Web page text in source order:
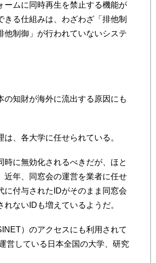
ームに同時再生を禁止する機能が
る仕組みは、わざわざ「排他制
制御」が行われていないシステ
知財が海外に流出する原因にも
、各大学に任せられている。
に無効化されるべきだが、ほと
近年、同窓会の運営を業者に任せ
付与されたIDがそのまま同窓会
ないIDも増えているようだ。
）のアクセスにも利用されて
営している日本全国の大学、研究